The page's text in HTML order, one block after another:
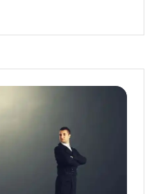
康。這類論述聽起來
基礎，甚至可能對正